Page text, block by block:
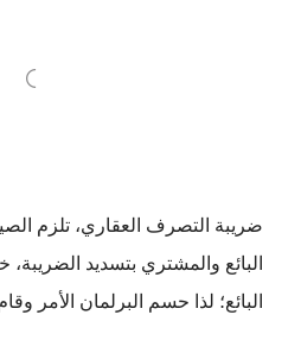
ضريبة التصرف العقاري، تلزم
البائع والمشتري بتسديد
البائع؛ لذا حسم البرلمان الأمر